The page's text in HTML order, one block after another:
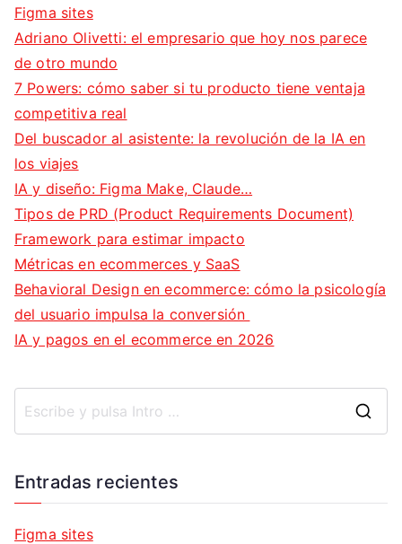
Figma sites
Adriano Olivetti: el empresario que hoy nos parece
de otro mundo
7 Powers: cómo saber si tu producto tiene ventaja
competitiva real
Del buscador al asistente: la revolución de la IA en
los viajes
IA y diseño: Figma Make, Claude…
Tipos de PRD (Product Requirements Document)
Framework para estimar impacto
Métricas en ecommerces y SaaS
Behavioral Design en ecommerce: cómo la psicología
del usuario impulsa la conversión
IA y pagos en el ecommerce en 2026
Entradas recientes
Figma sites